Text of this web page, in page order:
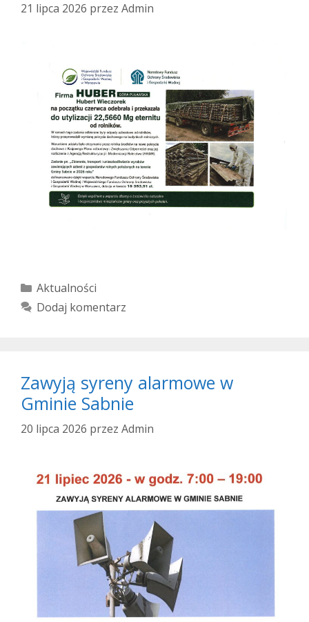
21 lipca 2026 przez Admin
Kategorie
Aktualności
Dodaj komentarz
Zawyją syreny alarmowe w
Gminie Sabnie
20 lipca 2026 przez Admin